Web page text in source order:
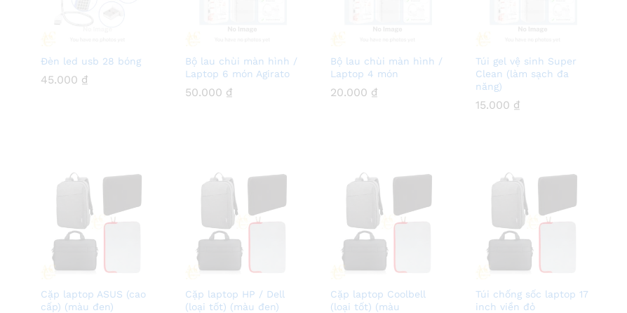
Đèn led usb 28 bóng
45.000 ₫
45.000 ₫
Bộ lau chùi màn hình /
Laptop 6 món Agirato
50.000 ₫
50.000 ₫
Bộ lau chùi màn hình /
Laptop 4 món
20.000 ₫
20.000 ₫
Túi gel vệ sinh Super
Clean (làm sạch đa
năng)
15.000 ₫
15.000 ₫
Cặp laptop ASUS (cao
cấp) (màu đen)
Cặp laptop HP / Dell
(loại tốt) (màu đen)
Cặp laptop Coolbell
(loại tốt) (màu
Túi chống sốc laptop 17
inch viền đỏ